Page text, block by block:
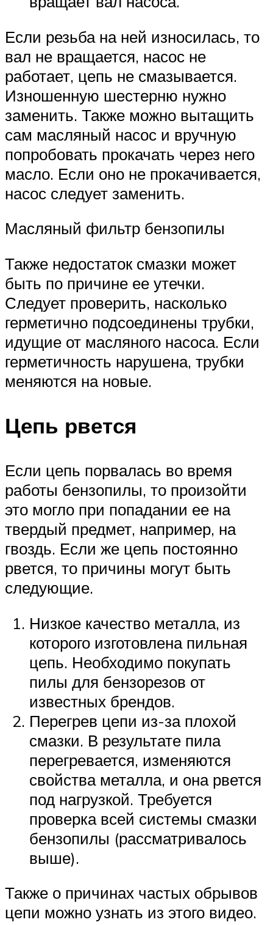
Если резьба на ней износилась, то
вал не вращается, насос не
работает, цепь не смазывается.
Изношенную шестерню нужно
заменить. Также можно вытащить
сам масляный насос и вручную
попробовать прокачать через него
масло. Если оно не прокачивается,
насос следует заменить.
Масляный фильтр бензопилы
Также недостаток смазки может
быть по причине ее утечки.
Следует проверить, насколько
герметично подсоединены трубки,
идущие от масляного насоса. Если
герметичность нарушена, трубки
меняются на новые.
Цепь рвется
Если цепь порвалась во время
работы бензопилы, то произойти
это могло при попадании ее на
твердый предмет, например, на
гвоздь. Если же цепь постоянно
рвется, то причины могут быть
следующие.
Низкое качество металла, из
которого изготовлена пильная
цепь. Необходимо покупать
пилы для бензорезов от
известных брендов.
Перегрев цепи из-за плохой
смазки. В результате пила
перегревается, изменяются
свойства металла, и она рвется
под нагрузкой. Требуется
проверка всей системы смазки
бензопилы (рассматривалось
выше).
Также о причинах частых обрывов
цепи можно узнать из этого видео.